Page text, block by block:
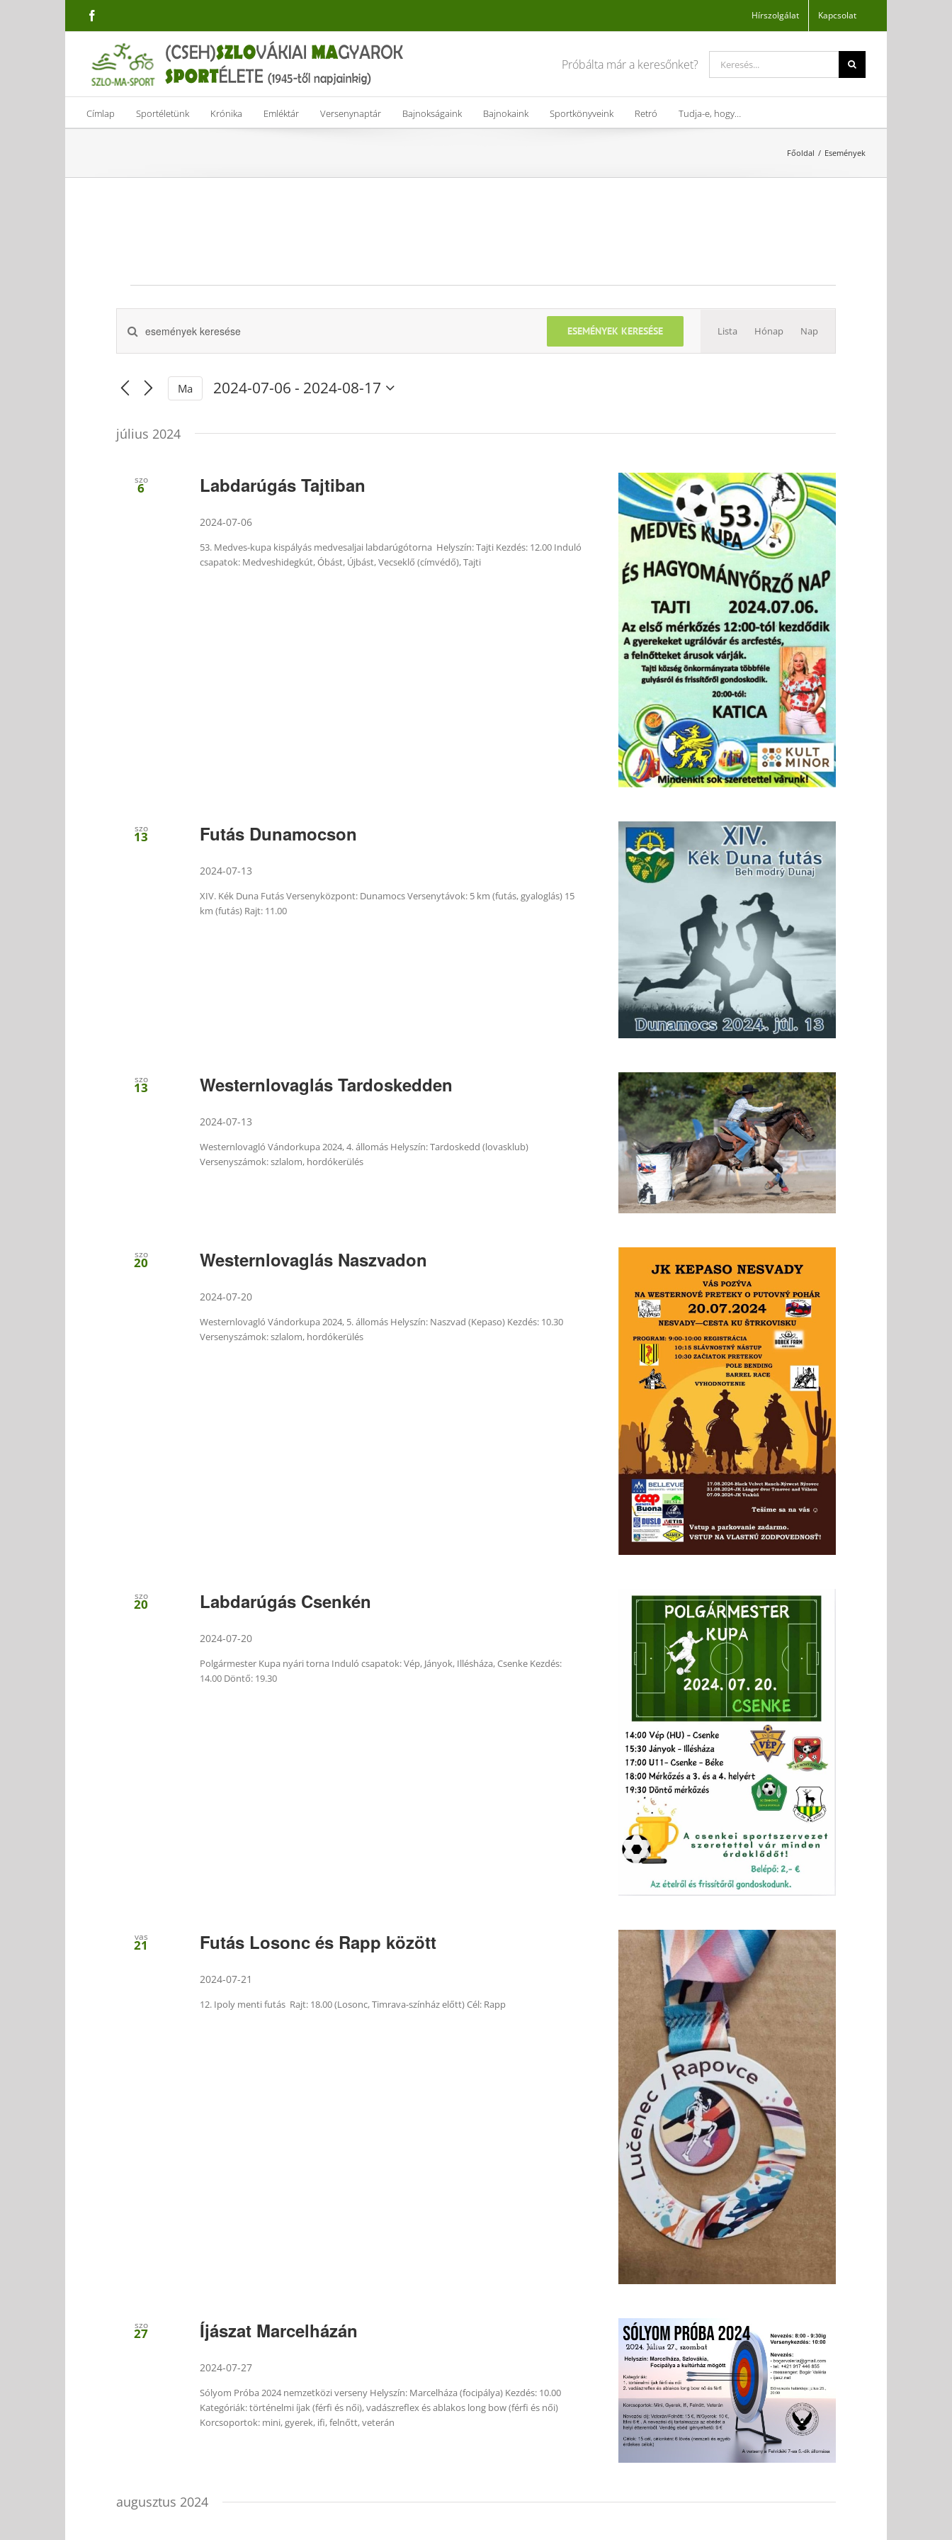
Hírszolgálat Kapcsolat
Próbálta már a keresőnket?
for:
Címlap Sportéletünk Krónika Emléktár Versenynaptár Bajnokságaink Bajnokaink Sportkönyveink Retró Tudja-e, hogy…
Főoldal Események
Események
Események
keresése
és
nézet
a
Keresse
meg
Események
-
keresőszóval.
ESEMÉNYEK KERESÉSE
nézet
Lista Hónap Nap
Ma 2024-07-06 - 2024-08-17
július 2024
szo
6 Labdarúgás Tajtiban
2024-07-06
53. Medves-kupa kispályás medvesaljai labdarúgótorna Helyszín: Tajti Kezdés: 12.00 Induló
csapatok: Medveshidegkút, Óbást, Újbást, Vecseklő (címvédő), Tajti
szo
13 Futás Dunamocson
2024-07-13
XIV. Kék Duna Futás Versenyközpont: Dunamocs Versenytávok: 5 km (futás, gyaloglás) 15
km (futás) Rajt: 11.00
szo
13 Westernlovaglás Tardoskedden
2024-07-13
Westernlovagló Vándorkupa 2024, 4. állomás Helyszín: Tardoskedd (lovasklub)
Versenyszámok: szlalom, hordókerülés
szo
20 Westernlovaglás Naszvadon
2024-07-20
Westernlovagló Vándorkupa 2024, 5. állomás Helyszín: Naszvad (Kepaso) Kezdés: 10.30
Versenyszámok: szlalom, hordókerülés
szo
20 Labdarúgás Csenkén
2024-07-20
Polgármester Kupa nyári torna Induló csapatok: Vép, Jányok, Illésháza, Csenke Kezdés:
14.00 Döntő: 19.30
vas
21 Futás Losonc és Rapp között
2024-07-21
12. Ipoly menti futás Rajt: 18.00 (Losonc, Timrava-színház előtt) Cél: Rapp
szo
27 Íjászat Marcelházán
2024-07-27
Sólyom Próba 2024 nemzetközi verseny Helyszín: Marcelháza (focipálya) Kezdés: 10.00
Kategóriák: történelmi íjak (férfi és női), vadászreflex és ablakos long bow (férfi és női)
Korcsoportok: mini, gyerek, ifi, felnőtt, veterán
augusztus 2024